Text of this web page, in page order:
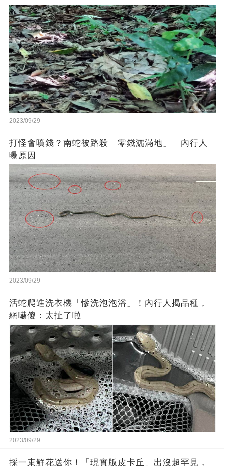
2023/09/29
打怪會噴錢？南蛇被路殺「零錢灑滿地」 內行人
曝原因
2023/09/29
活蛇爬進洗衣機「慘洗泡泡浴」！內行人揭品種，
網嚇傻：太扯了啦
2023/09/29
採一束鮮花送你！「現實版皮卡丘」出沒超罕見，